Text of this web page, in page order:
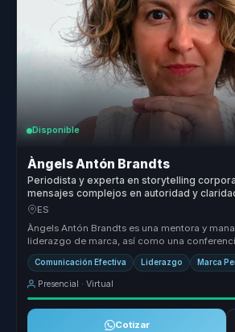
Disponible
Àngels Antón Brandts
Periodista y experta en storytelling
mensajes complejos en autoridad y
portavoces y organizaciones.
ES
Àngels Antón Brandts es una mentora y
liderazgo de marca, así como una
comunicación...
Comunicación Efectiva Liderazgo Marca
Presencial · Virtual
Cotizar